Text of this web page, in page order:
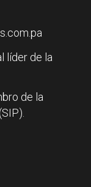
líder de la
de la